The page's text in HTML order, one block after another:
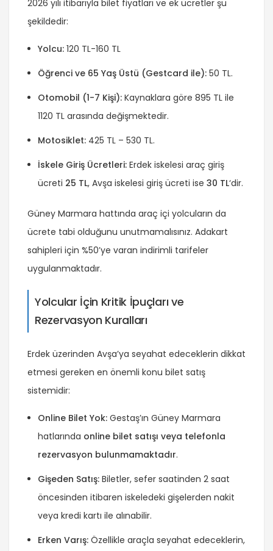
2026 yılı itibarıyla bilet fiyatları ve ek ücretler şu
şekildedir:
Yolcu: 120 TL-160 TL
Öğrenci ve 65 Yaş Üstü (Gestcard ile): 50 TL.
Otomobil (1-7 Kişi): Kaynaklara göre 895 TL ile
1120 TL arasında değişmektedir.
Motosiklet: 425 TL – 530 TL.
İskele Giriş Ücretleri: Erdek iskelesi araç giriş
ücreti 25 TL, Avşa iskelesi giriş ücreti ise 30 TL‘dir.
Güney Marmara hattında araç içi yolcuların da
ücrete tabi olduğunu unutmamalısınız. Adakart
sahipleri için %50’ye varan indirimli tarifeler
uygulanmaktadır.
Yolcular İçin Kritik İpuçları ve
Rezervasyon Kuralları
Erdek üzerinden Avşa’ya seyahat edeceklerin dikkat
etmesi gereken en önemli konu bilet satış
sistemidir:
Online Bilet Yok: Gestaş’ın Güney Marmara
hatlarında online bilet satışı veya telefonla
rezervasyon bulunmamaktadır.
Gişeden Satış: Biletler, sefer saatinden 2 saat
öncesinden itibaren iskeledeki gişelerden nakit
veya kredi kartı ile alınabilir.
Erken Varış: Özellikle araçla seyahat edeceklerin,